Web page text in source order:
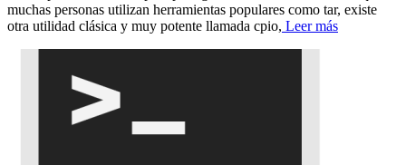
muchas personas utilizan herramientas populares como tar, existe
otra utilidad clásica y muy potente llamada cpio, Leer más